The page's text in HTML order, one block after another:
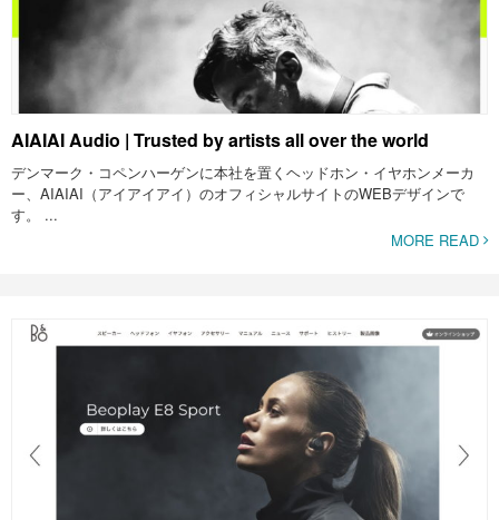
AIAIAI Audio | Trusted by artists all over the world
デンマーク・コペンハーゲンに本社を置くヘッドホン・イヤホンメーカ
ー、AIAIAI（アイアイアイ）のオフィシャルサイトのWEBデザインで
す。 ...
MORE READ